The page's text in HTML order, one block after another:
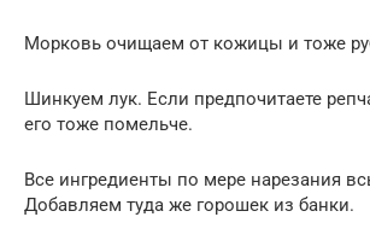
Морковь очищаем от кожицы и тоже
Шинкуем лук. Если предпочитаете
его тоже помельче.
Все ингредиенты по мере нарезания
Добавляем туда же горошек из банки.